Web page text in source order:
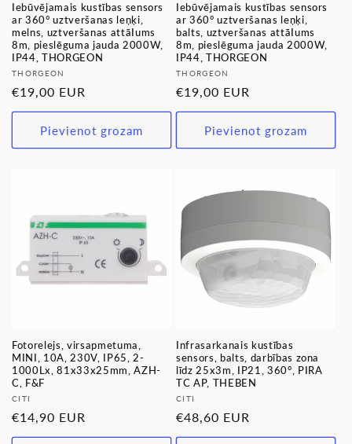
Iebūvējamais kustības sensors
ar 360° uztveršanas leņķi,
melns, uztveršanas attāIums
8m, pieslēguma jauda 2000W,
IP44, THORGEON
Pārdevējs:
THORGEON
Parastā
cena
€19,00 EUR
Pievienot grozam
Iebūvējamais kustības sensors
ar 360° uztveršanas leņķi,
balts, uztveršanas attāIums
8m, pieslēguma jauda 2000W,
IP44, THORGEON
Pārdevējs:
THORGEON
Parastā
cena
€19,00 EUR
Pievienot grozam
Fotorelejs, virsapmetuma,
MINI, 10A, 230V, IP65, 2-
1000Lx, 81x33x25mm, AZH-
C, F&F
Pārdevējs:
CITI
Parastā
cena
€14,90 EUR
Infrasarkanais kustības
sensors, balts, darbības zona
līdz 25x3m, IP21, 360°, PIRA
TC AP, THEBEN
Pārdevējs:
CITI
Parastā
cena
€48,60 EUR